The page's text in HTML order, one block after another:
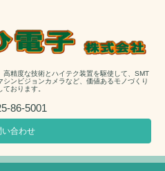
精度な技術とハイテク装置を駆使して、SMT
ンビジョンカメラなど、価値あるモノづくり
ております。
86-5001
い合わせ